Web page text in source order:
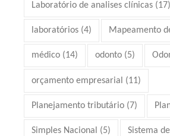
Laboratório de analises clínicas (17)
laboratórios (4) Mapeamento
médico (14) odonto (5)
orçamento empresarial (11)
Planejamento tributário (7)
Simples Nacional (5) Sistema